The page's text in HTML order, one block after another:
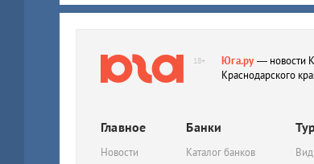
18+ Юга.ру — новости
Краснодарского
Главное
Новости
Банки
Каталог банков